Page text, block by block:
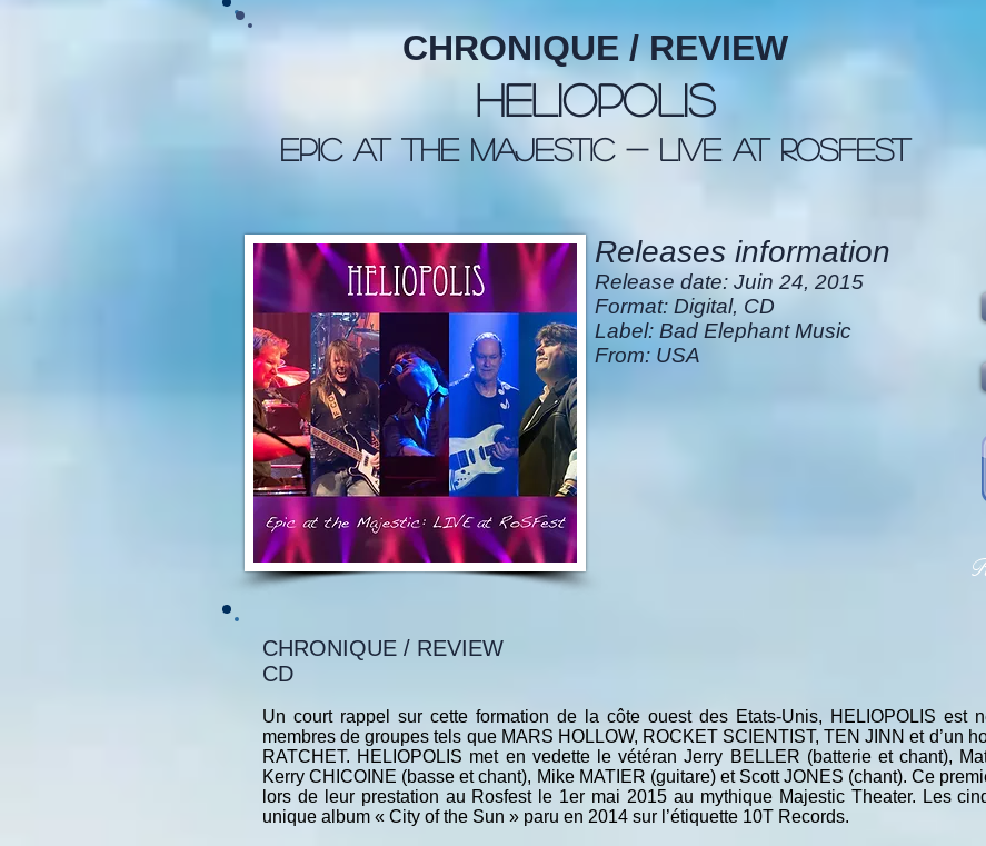
CHRONIQUE / REVIEW
Heliopolis
Epic at the majestic - LIve at rosfest
Releases information
Release date: Juin 24, 2015
Format: Digital, CD
Label: Bad Elephant Music
From: USA
CHRONIQUE / REVIEW
CD
Un court rappel sur cette formation de la côte ouest des Etats-Unis, HELIOPOLIS est
membres de groupes tels que MARS HOLLOW, ROCKET SCIENTIST, TEN JINN et d’un
RATCHET. HELIOPOLIS met en vedette le vétéran Jerry BELLER (batterie et chant),
Kerry CHICOINE (basse et chant), Mike MATIER (guitare) et Scott JONES (chant). Ce
lors de leur prestation au Rosfest le 1er mai 2015 au mythique Majestic Theater. Les
unique album « City of the Sun » paru en 2014 sur l’étiquette 10T Records.